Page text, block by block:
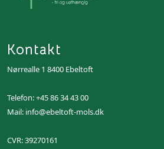
Kontakt
Nørrealle 1 8400 Ebeltoft
Telefon:+45 86 34 43 00
Mail: info@ebeltoft-mols.dk
CVR: 39270161